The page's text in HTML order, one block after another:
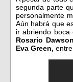
segunda parte
personalmente
Aún habrá que
ir abriendo
Rosario
Eva Green,